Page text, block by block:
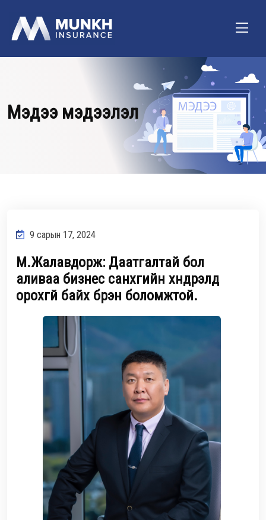
Мэдээ мэдээлэл
9 сарын 17, 2024
М.Жалавдорж: Даатгалтай бол
аливаа бизнес санхүүгийн хүндрэлд
орохгүй байх бүрэн боломжтой.